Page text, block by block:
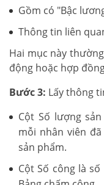
Gồm có "Bậc
Thông tin liên
Hai mục này
động hoặc hợp
Bước 3: Lấy thông
Cột Số lượng
mỗi nhân viên
sản phẩm.
Cột Số công là